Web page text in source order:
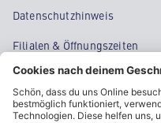
Datenschutzhinweis
Filialen & Öffnungszeiten
Kontakt
Cookie-Einstellungen